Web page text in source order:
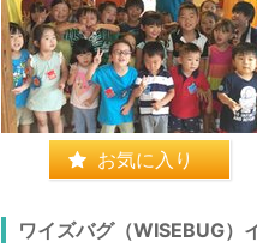
お気に入り
ワイズバグ（WISEBUG）